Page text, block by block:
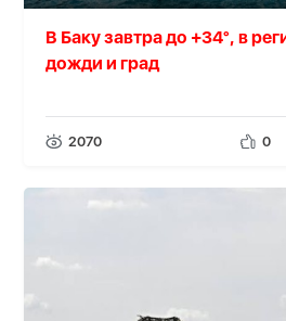
В Баку завтра до +34°, в
дожди и град
2070 0